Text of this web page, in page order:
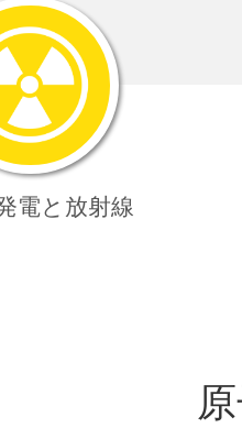
体に良くなくて多いと
るとの意見が圧倒的ですが
るのでしょうか？
値が高くなる
血症｣と言うのがあって、
レステロ－ルが
るのは危険です。
脂肪は500以上がリスクと
電と放射線